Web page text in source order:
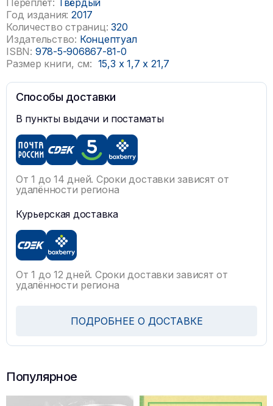
Переплёт: Твёрдый
Год издания: 2017
Количество страниц: 320
Издательство: Концептуал
ISBN: 978-5-906867-81-0
Размер книги, см: 15,3 x 1,7x 21,7
Способы доставки
В пункты выдачи и постаматы
От 1 до 14 дней. Сроки доставки зависят от
удалённости региона
Курьерская доставка
От 1 до 12 дней. Сроки доставки зависят от
удалённости региона
ПОДРОБНЕЕ О ДОСТАВКЕ
Популярное